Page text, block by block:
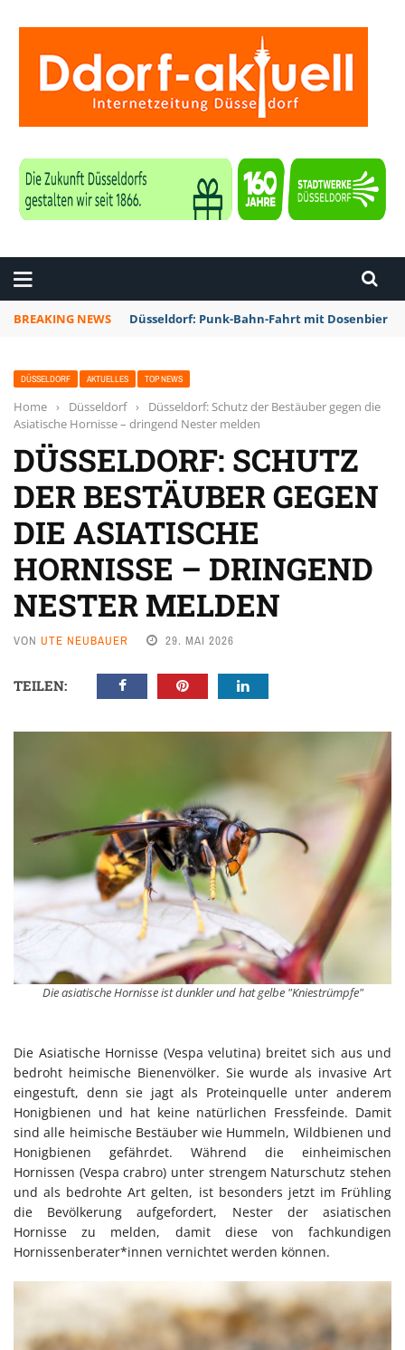
BREAKING NEWS Düsseldorf: Punk-Bahn-Fahrt mit Dosenbier
DÜSSELDORF AKTUELLES TOP NEWS
Home › Düsseldorf ›
Düsseldorf: Schutz der Bestäuber gegen die
Asiatische Hornisse – dringend Nester melden
DÜSSELDORF: SCHUTZ
DER BESTÄUBER GEGEN
DIE ASIATISCHE
HORNISSE – DRINGEND
NESTER MELDEN
VON UTE NEUBAUER 29. MAI 2026
TEILEN:
Die asiatische Hornisse ist dunkler und hat gelbe "Kniestrümpfe"
Die Asiatische Hornisse (Vespa velutina) breitet sich aus und
bedroht heimische Bienenvölker. Sie wurde als invasive Art
eingestuft, denn sie jagt als Proteinquelle unter anderem
Honigbienen und hat keine natürlichen Fressfeinde. Damit
sind alle heimische Bestäuber wie Hummeln, Wildbienen und
Honigbienen gefährdet. Während die einheimischen
Hornissen (Vespa crabro) unter strengem Naturschutz stehen
und als bedrohte Art gelten, ist besonders jetzt im Frühling
die Bevölkerung aufgefordert, Nester der asiatischen
Hornisse zu melden, damit diese von fachkundigen
Hornissenberater*innen vernichtet werden können.